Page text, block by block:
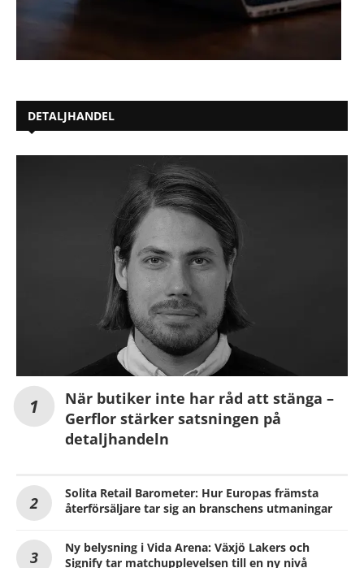
DETALJHANDEL
När butiker inte har råd att stänga –
Gerflor stärker satsningen på
detaljhandeln
Solita Retail Barometer: Hur Europas främsta
återförsäljare tar sig an branschens utmaningar
Ny belysning i Vida Arena: Växjö Lakers och
Signify tar matchupplevelsen till en ny nivå